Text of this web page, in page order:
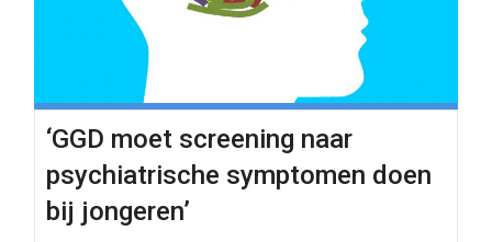
‘GGD moet screening naar
psychiatrische symptomen doen
bij jongeren’